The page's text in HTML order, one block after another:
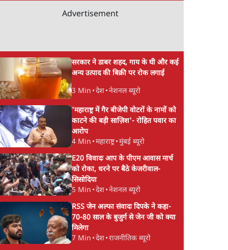
Advertisement
सरकार ने डाबर शहद, गाय के घी और कई
अन्य उत्पाद की बिक्री पर रोक लगाई
3 Min •देश•नेशनल ब्यूरो
'महाराष्ट्र में गैर बीजेपी वोटरों के नामों को
काटने की बड़ी साज़िश'- रोहित पवार का
आरोप
4 Min •महाराष्ट्र•मुंबई ब्यूरो
E20 विवादः आप के पीएम आवास मार्च
को रोका, धरने पर बैठे केजरीवाल-
सिसोदिया
5 Min •देश•नेशनल ब्यूरो
RSS जेन अल्फा संवादः दिपके ने कहा-
70-80 साल के बुजुर्ग से जेन जी को क्या
मिलेगा
7 Min •देश•राजनीतिक ब्यूरो